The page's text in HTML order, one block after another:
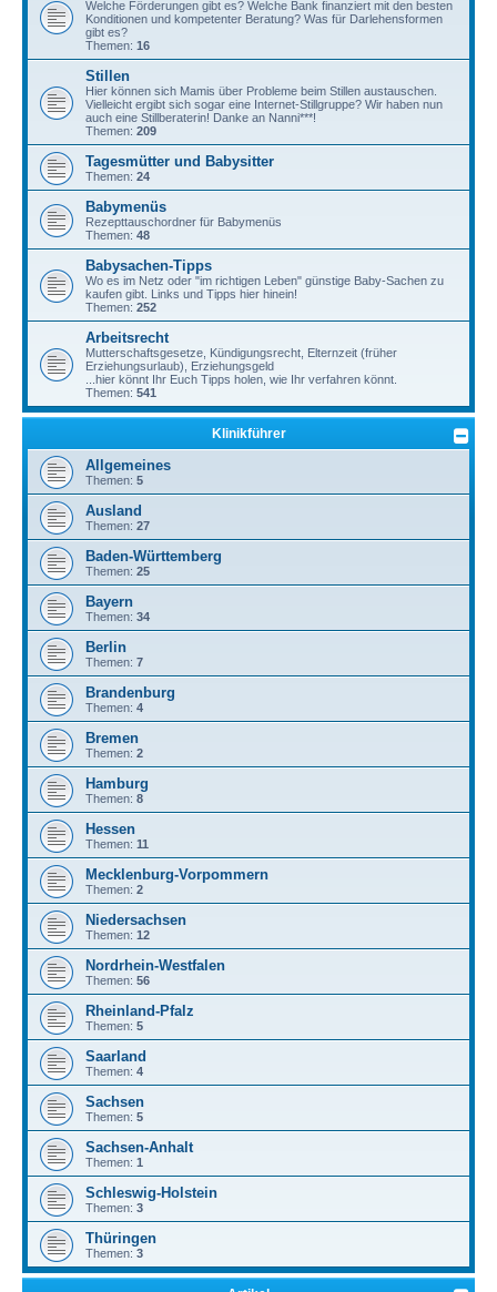
Welche Förderungen gibt es? Welche Bank finanziert mit den besten
Konditionen und kompetenter Beratung? Was für Darlehensformen
gibt es?
Themen: 16
Stillen
Hier können sich Mamis über Probleme beim Stillen austauschen.
Vielleicht ergibt sich sogar eine Internet-Stillgruppe? Wir haben nun
auch eine Stillberaterin! Danke an Nanni***!
Themen: 209
Tagesmütter und Babysitter
Themen: 24
Babymenüs
Rezepttauschordner für Babymenüs
Themen: 48
Babysachen-Tipps
Wo es im Netz oder "im richtigen Leben" günstige Baby-Sachen zu
kaufen gibt. Links und Tipps hier hinein!
Themen: 252
Arbeitsrecht
Mutterschaftsgesetze, Kündigungsrecht, Elternzeit (früher
Erziehungsurlaub), Erziehungsgeld
...hier könnt Ihr Euch Tipps holen, wie Ihr verfahren könnt.
Themen: 541
Klinikführer
Allgemeines
Themen: 5
Ausland
Themen: 27
Baden-Württemberg
Themen: 25
Bayern
Themen: 34
Berlin
Themen: 7
Brandenburg
Themen: 4
Bremen
Themen: 2
Hamburg
Themen: 8
Hessen
Themen: 11
Mecklenburg-Vorpommern
Themen: 2
Niedersachsen
Themen: 12
Nordrhein-Westfalen
Themen: 56
Rheinland-Pfalz
Themen: 5
Saarland
Themen: 4
Sachsen
Themen: 5
Sachsen-Anhalt
Themen: 1
Schleswig-Holstein
Themen: 3
Thüringen
Themen: 3